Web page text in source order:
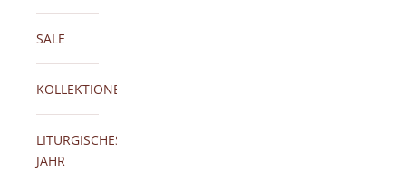
SALE
KOLLEKTIONEN
LITURGISCHES
JAHR